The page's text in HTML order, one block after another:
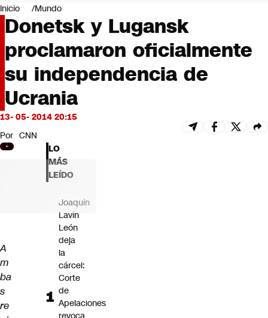
Negocios
Deportes
Programas completos
Cultura
Servicios
Bits
CNN tiempo
Futuro 360
Inicio Mundo
Donetsk y Lugansk
proclamaron oficialmente
su independencia de
Ucrania
13- 05- 2014 20:15
Por CNN
A
m
ba
s
re
LO
MÁS
LEÍDO
Joaquín
Lavín
León
deja
la
cárcel:
Corte
de
Apelaciones
revoca